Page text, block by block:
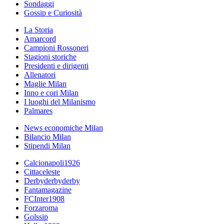
Sondaggi
Gossip e Curiosità
La Storia
Amarcord
Campioni Rossoneri
Stagioni storiche
Presidenti e dirigenti
Allenatori
Maglie Milan
Inno e cori Milan
I luoghi del Milanismo
Palmares
News economiche Milan
Bilancio Milan
Stipendi Milan
Calcionapoli1926
Cittaceleste
Derbyderbyderby
Fantamagazine
FCInter1908
Forzaroma
Golssip